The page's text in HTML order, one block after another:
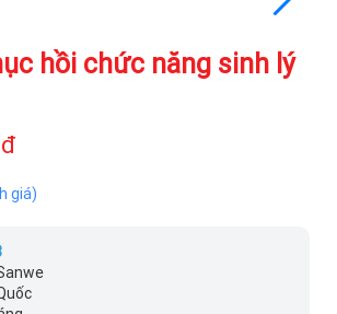
hồi chức năng sinh lý
giá)